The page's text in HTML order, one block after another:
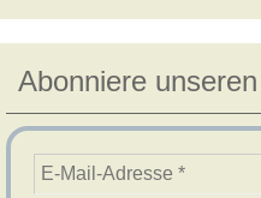
Abonniere